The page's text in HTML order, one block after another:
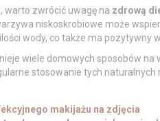
warto zwrócić uwagę na zdrową
niskoskrobiowe może
wody, co także ma pozytywny
wiele domowych sposobów
stosowanie tych
makijażu na zdjęcia